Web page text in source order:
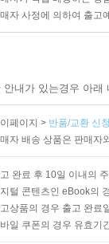
자 사정에 의하여 출고
내가 있는경우 아
페이지 > 반품/교환 신
자 배송 상품은 판매자
완료 후 10일 이내의
털 콘텐츠인 eBook의
상품의 경우 출고 완료
일 쿠폰의 경우 유효기